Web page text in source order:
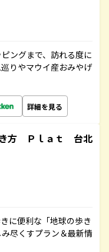
ングまで、訪れる度に
りやマウイ産おみやげ
詳細を見る
方 Ｐｌａｔ 台北
に便利な「地球の歩き
尽くすプラン＆最新情